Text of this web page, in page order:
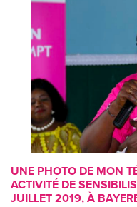
UNE PHOTO DE MON
ACTIVITÉ DE
JUILLET 2019, À